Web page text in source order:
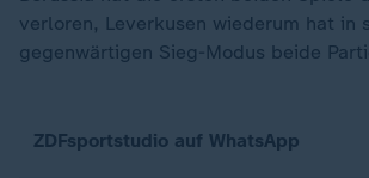
verloren, Leverkusen wiederum hat in
gegenwärtigen Sieg-Modus beide
ZDFsportstudio auf WhatsApp